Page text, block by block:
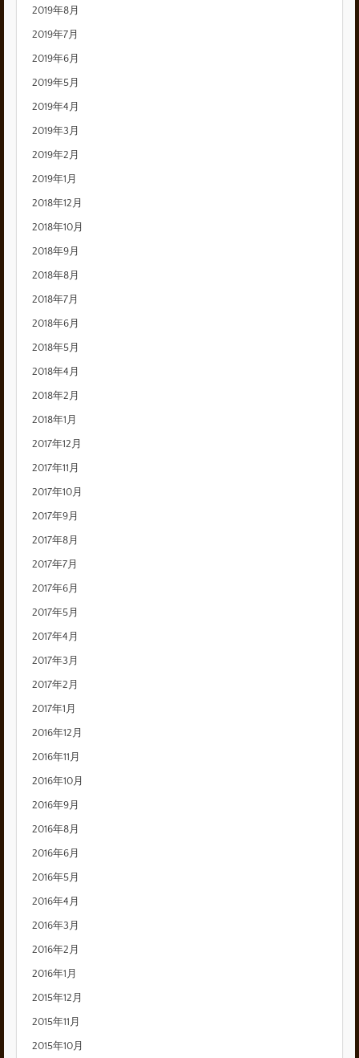
2019年8月
2019年7月
2019年6月
2019年5月
2019年4月
2019年3月
2019年2月
2019年1月
2018年12月
2018年10月
2018年9月
2018年8月
2018年7月
2018年6月
2018年5月
2018年4月
2018年2月
2018年1月
2017年12月
2017年11月
2017年10月
2017年9月
2017年8月
2017年7月
2017年6月
2017年5月
2017年4月
2017年3月
2017年2月
2017年1月
2016年12月
2016年11月
2016年10月
2016年9月
2016年8月
2016年6月
2016年5月
2016年4月
2016年3月
2016年2月
2016年1月
2015年12月
2015年11月
2015年10月